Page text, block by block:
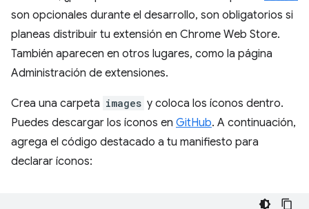
son opcionales durante el desarrollo, son obligatorios si
planeas distribuir tu extensión en Chrome Web Store.
También aparecen en otros lugares, como la página
Administración de extensiones.
Crea una carpeta images y coloca los íconos dentro.
Puedes descargar los íconos en GitHub. A continuación,
agrega el código destacado a tu manifiesto para
declarar íconos: